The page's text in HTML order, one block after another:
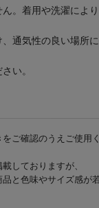
。着用や洗濯によ
通気性の良い場所
い。
ご確認のうえご使用く
しておりますが、
と色味やサイズ感が